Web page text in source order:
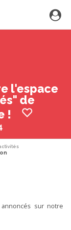
l'espace
de
!
sur notre